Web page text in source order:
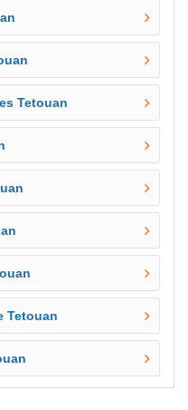
Tetouan
Tetouan